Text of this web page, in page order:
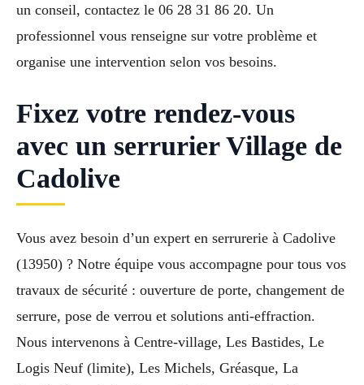
un conseil, contactez le 06 28 31 86 20. Un
professionnel vous renseigne sur votre problème et
organise une intervention selon vos besoins.
Fixez votre rendez-vous
avec un serrurier Village de
Cadolive
Vous avez besoin d’un expert en serrurerie à Cadolive
(13950) ? Notre équipe vous accompagne pour tous vos
travaux de sécurité : ouverture de porte, changement de
serrure, pose de verrou et solutions anti-effraction.
Nous intervenons à Centre-village, Les Bastides, Le
Logis Neuf (limite), Les Michels, Gréasque, La